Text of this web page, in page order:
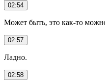
02:54
Может быть, это как-то
02:57
Ладно.
02:58